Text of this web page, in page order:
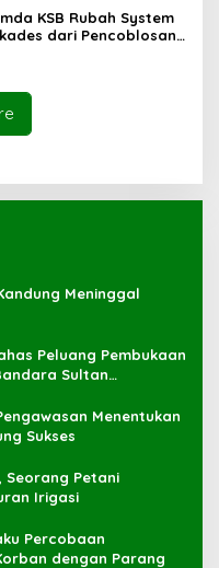
KSB Rubah System
dari Pencoblosan
Meninggal
Peluang Pembukaan
Sultan
Menentukan
Sukses
Seorang Petani
Irigasi
Percobaan
dengan Parang